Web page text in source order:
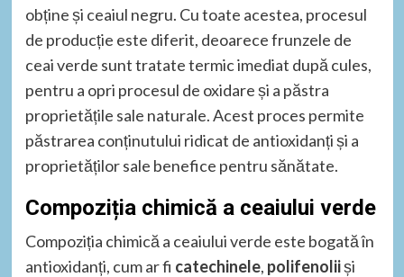
obține și ceaiul negru. Cu toate acestea, procesul
de producție este diferit, deoarece frunzele de
ceai verde sunt tratate termic imediat după cules,
pentru a opri procesul de oxidare și a păstra
proprietățile sale naturale. Acest proces permite
păstrarea conținutului ridicat de antioxidanți și a
proprietăților sale benefice pentru sănătate.
Compoziția chimică a ceaiului verde
Compoziția chimică a ceaiului verde este bogată în
antioxidanți, cum ar fi catechinele, polifenoliiși